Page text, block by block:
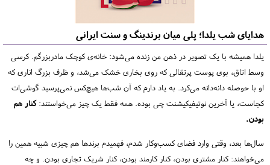
هدایای شب یلدا؛ پلی میان برندینگ و سنت ایرانی
یلدا همیشه با یک تصویر در ذهن من زنده می‌شود: خانه‌ی کوچک مادربزرگم. کرسی
وسط اتاق، بوی پوست پرتقالی که روی بخاری خشک می‌شد، و ظرف بزرگ اناری که
او با حوصله دانه‌دانه می‌کرد. به یاد دارم که آن شب‌ها هیچ‌کس نمی‌پرسید گوشی‌ات
کجاست، یا آخرین نوتیفیکیشنت چی بوده. همه فقط یک چیز می‌خواستند:کنار هم
بودن.
سال‌ها بعد، وقتی وارد فضای کسب‌وکار شدم، فهمیدم برندها هم چیزی شبیه همین را
می‌خواهند: کنار مشتری بودن، کنار کارمند بودن، کنار شریک تجاری بودن. و چه